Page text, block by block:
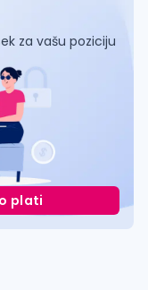
za vašu poziciju
plati